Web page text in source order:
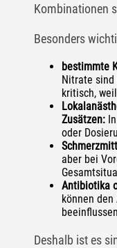
Kombinationen
Besonders
bestimmte
Nitrate
kritisch,
Zusätzen:
oder
aber bei
Antibiotika
können
Deshalb ist es